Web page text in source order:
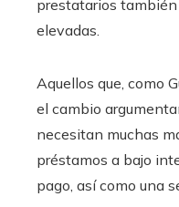
prestatarios
elevadas.
Aquellos que, como
el cambio
necesitan muchas
préstamos a bajo
pago, así como una